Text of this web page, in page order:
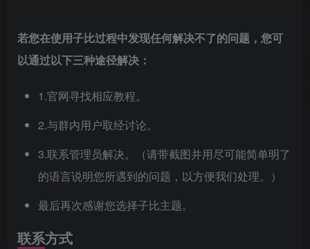
若您在使用子比过程中发现任何解决不了的问题，您可
以通过以下三种途径解决：
1.官网寻找相应教程。
2.与群内用户取经讨论。
3.联系管理员解决。（请带截图并用尽可能简单明了
的语言说明您所遇到的问题，以方便我们处理。）
最后再次感谢您选择子比主题。
联系方式